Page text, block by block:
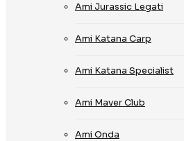
Ami Jurassic Legati
Ami Katana Carp
Ami Katana Specialist
Ami Maver Club
Ami Onda